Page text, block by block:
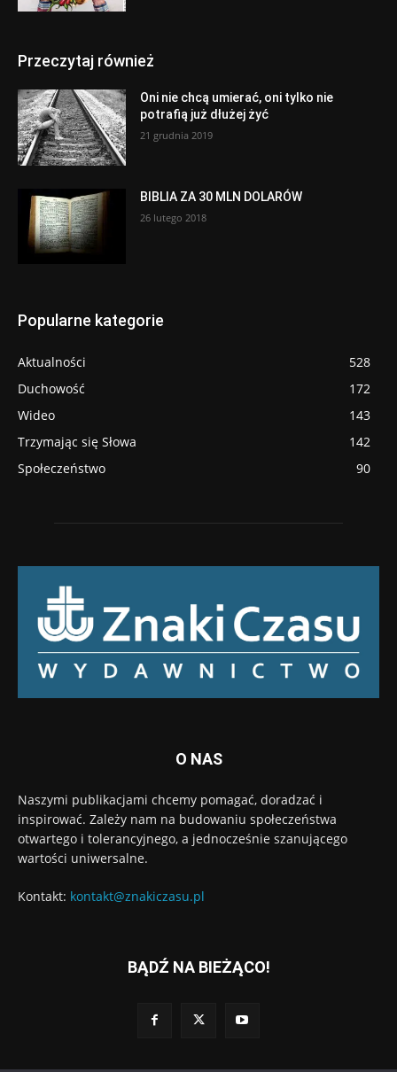
Przeczytaj również
Oni nie chcą umierać, oni tylko nie
potrafią już dłużej żyć
21 grudnia 2019
BIBLIA ZA 30 MLN DOLARÓW
26 lutego 2018
Popularne kategorie
Aktualności
528
Duchowość
172
Wideo
143
Trzymając się Słowa
142
Społeczeństwo
90
O NAS
Naszymi publikacjami chcemy pomagać, doradzać i
inspirować. Zależy nam na budowaniu społeczeństwa
otwartego i tolerancyjnego, a jednocześnie szanującego
wartości uniwersalne.
Kontakt: kontakt@znakiczasu.pl
BĄDŹ NA BIEŻĄCO!